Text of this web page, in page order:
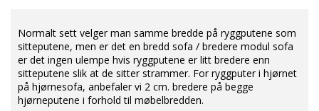
Normalt sett velger man samme bredde på ryggputene som
sitteputene, men er det en bredd sofa / bredere modul sofa
er det ingen ulempe hvis ryggputene er litt bredere enn
sitteputene slik at de sitter strammer. For ryggputer i hjørnet
på hjørnesofa, anbefaler vi 2 cm. bredere på begge
hjørneputene i forhold til møbelbredden.